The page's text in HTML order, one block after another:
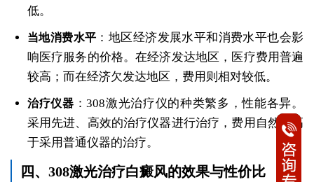
低。
当地消费水平 ：地区经济发展水平和消费水平也会影
响医疗服务的价格。在经济发达地区，医疗费用普遍
较高；而在经济欠发达地区，费用则相对较低。
治疗仪器 ：308激光治疗仪的种类繁多，性能各异。
采用先进、高效的治疗仪器进行治疗，费用自然会高
于采用普通仪器的治疗。
四、308激光治疗白癜风的效果与性价比